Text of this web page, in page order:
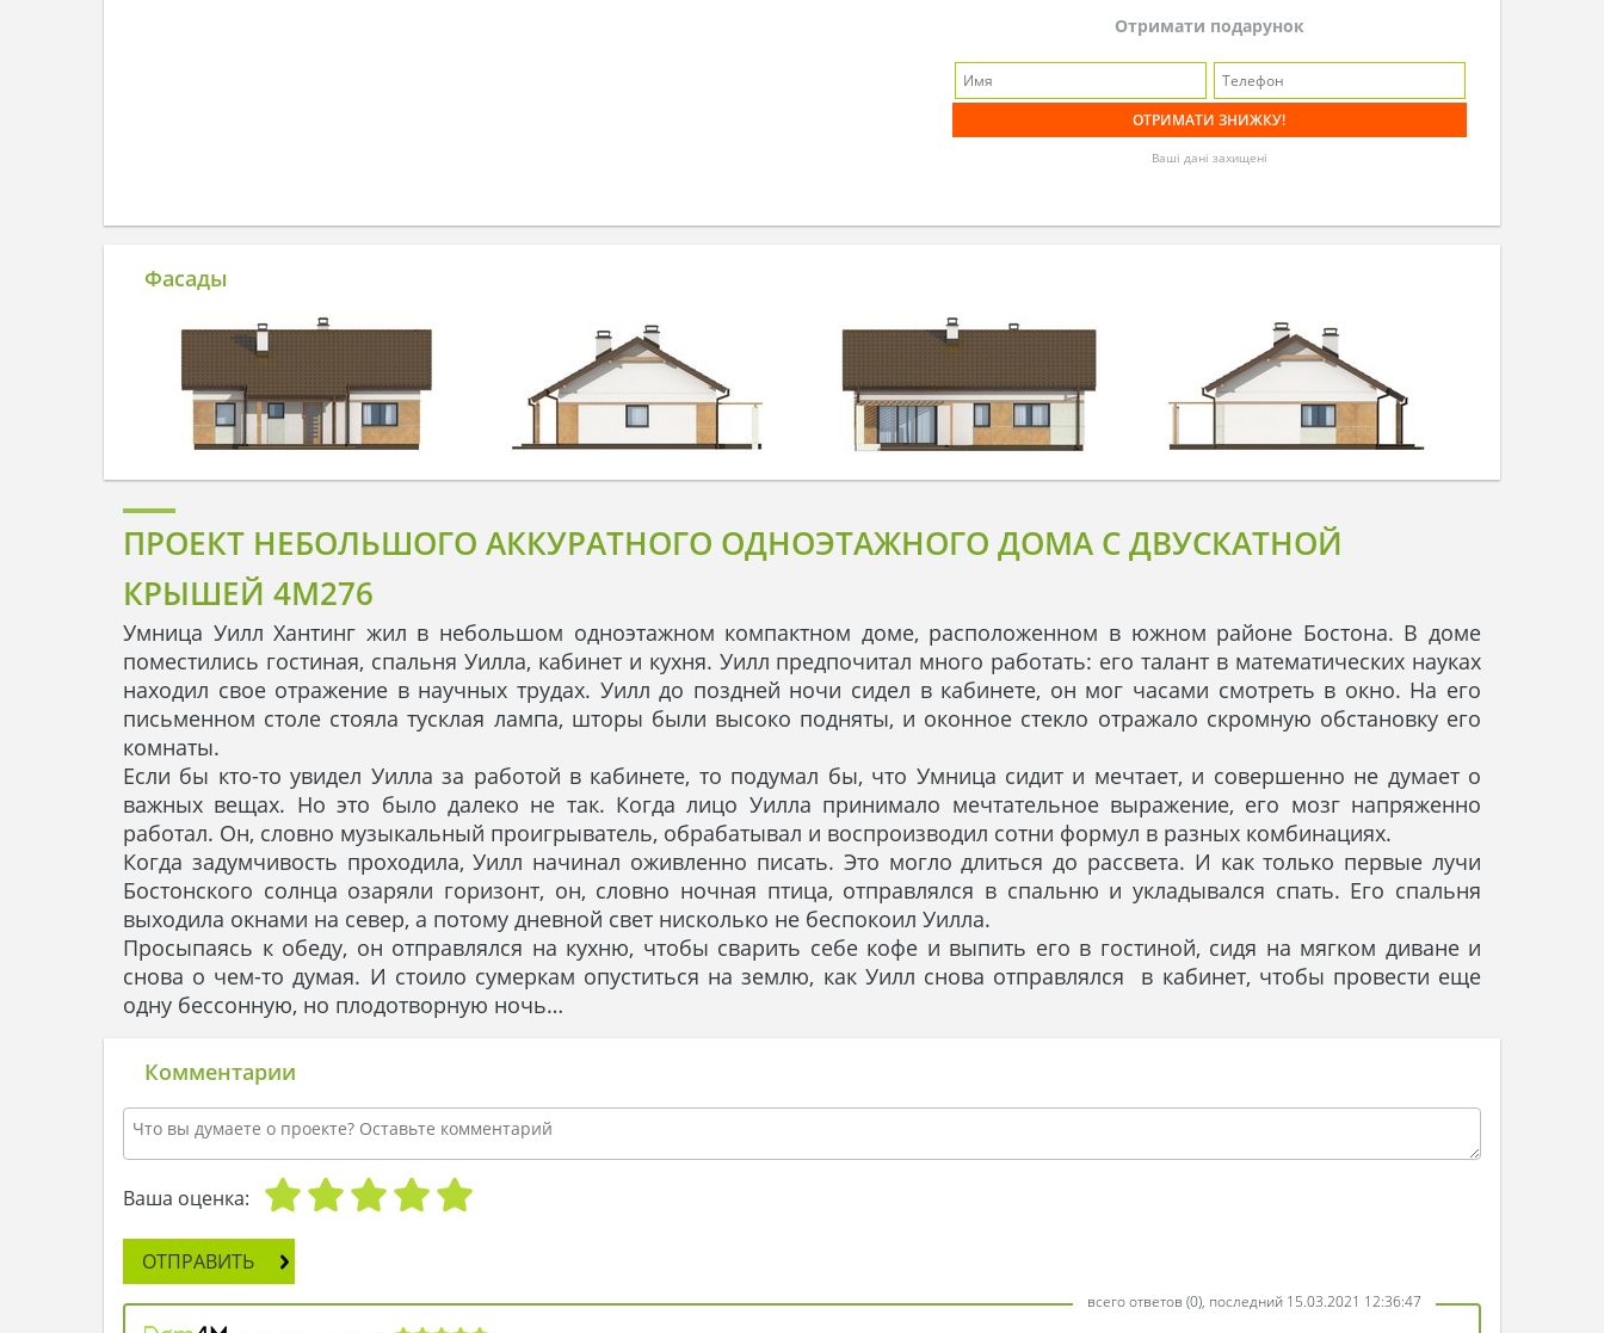
Отримати подарунок
Ваші дані захищені
Фасады
ПРОЕКТ НЕБОЛЬШОГО АККУРАТНОГО ОДНОЭТАЖНОГО ДОМА С ДВУСКАТНОЙ
КРЫШЕЙ 4M276
Умница Уилл Хантинг жил в небольшом одноэтажном компактном доме, расположенном в южном районе Бостона. В доме
поместились гостиная, спальня Уилла, кабинет и кухня. Уилл предпочитал много работать: его талант в математических науках
находил свое отражение в научных трудах. Уилл до поздней ночи сидел в кабинете, он мог часами смотреть в окно. На его
письменном столе стояла тусклая лампа, шторы были высоко подняты, и оконное стекло отражало скромную обстановку его
комнаты.
Если бы кто-то увидел Уилла за работой в кабинете, то подумал бы, что Умница сидит и мечтает, и совершенно не думает о
важных вещах. Но это было далеко не так. Когда лицо Уилла принимало мечтательное выражение, его мозг напряженно
работал. Он, словно музыкальный проигрыватель, обрабатывал и воспроизводил сотни формул в разных комбинациях.
Когда задумчивость проходила, Уилл начинал оживленно писать. Это могло длиться до рассвета. И как только первые лучи
Бостонского солнца озаряли горизонт, он, словно ночная птица, отправлялся в спальню и укладывался спать. Его спальня
выходила окнами на север, а потому дневной свет нисколько не беспокоил Уилла.
Просыпаясь к обеду, он отправлялся на кухню, чтобы сварить себе кофе и выпить его в гостиной, сидя на мягком диване и
снова о чем-то думая. И стоило сумеркам опуститься на землю, как Уилл снова отправлялся в кабинет, чтобы провести еще
одну бессонную, но плодотворную ночь…
Комментарии
Ваша оценка:
ОТПРАВИТЬ
всего ответов (0), последний 15.03.2021 12:36:47